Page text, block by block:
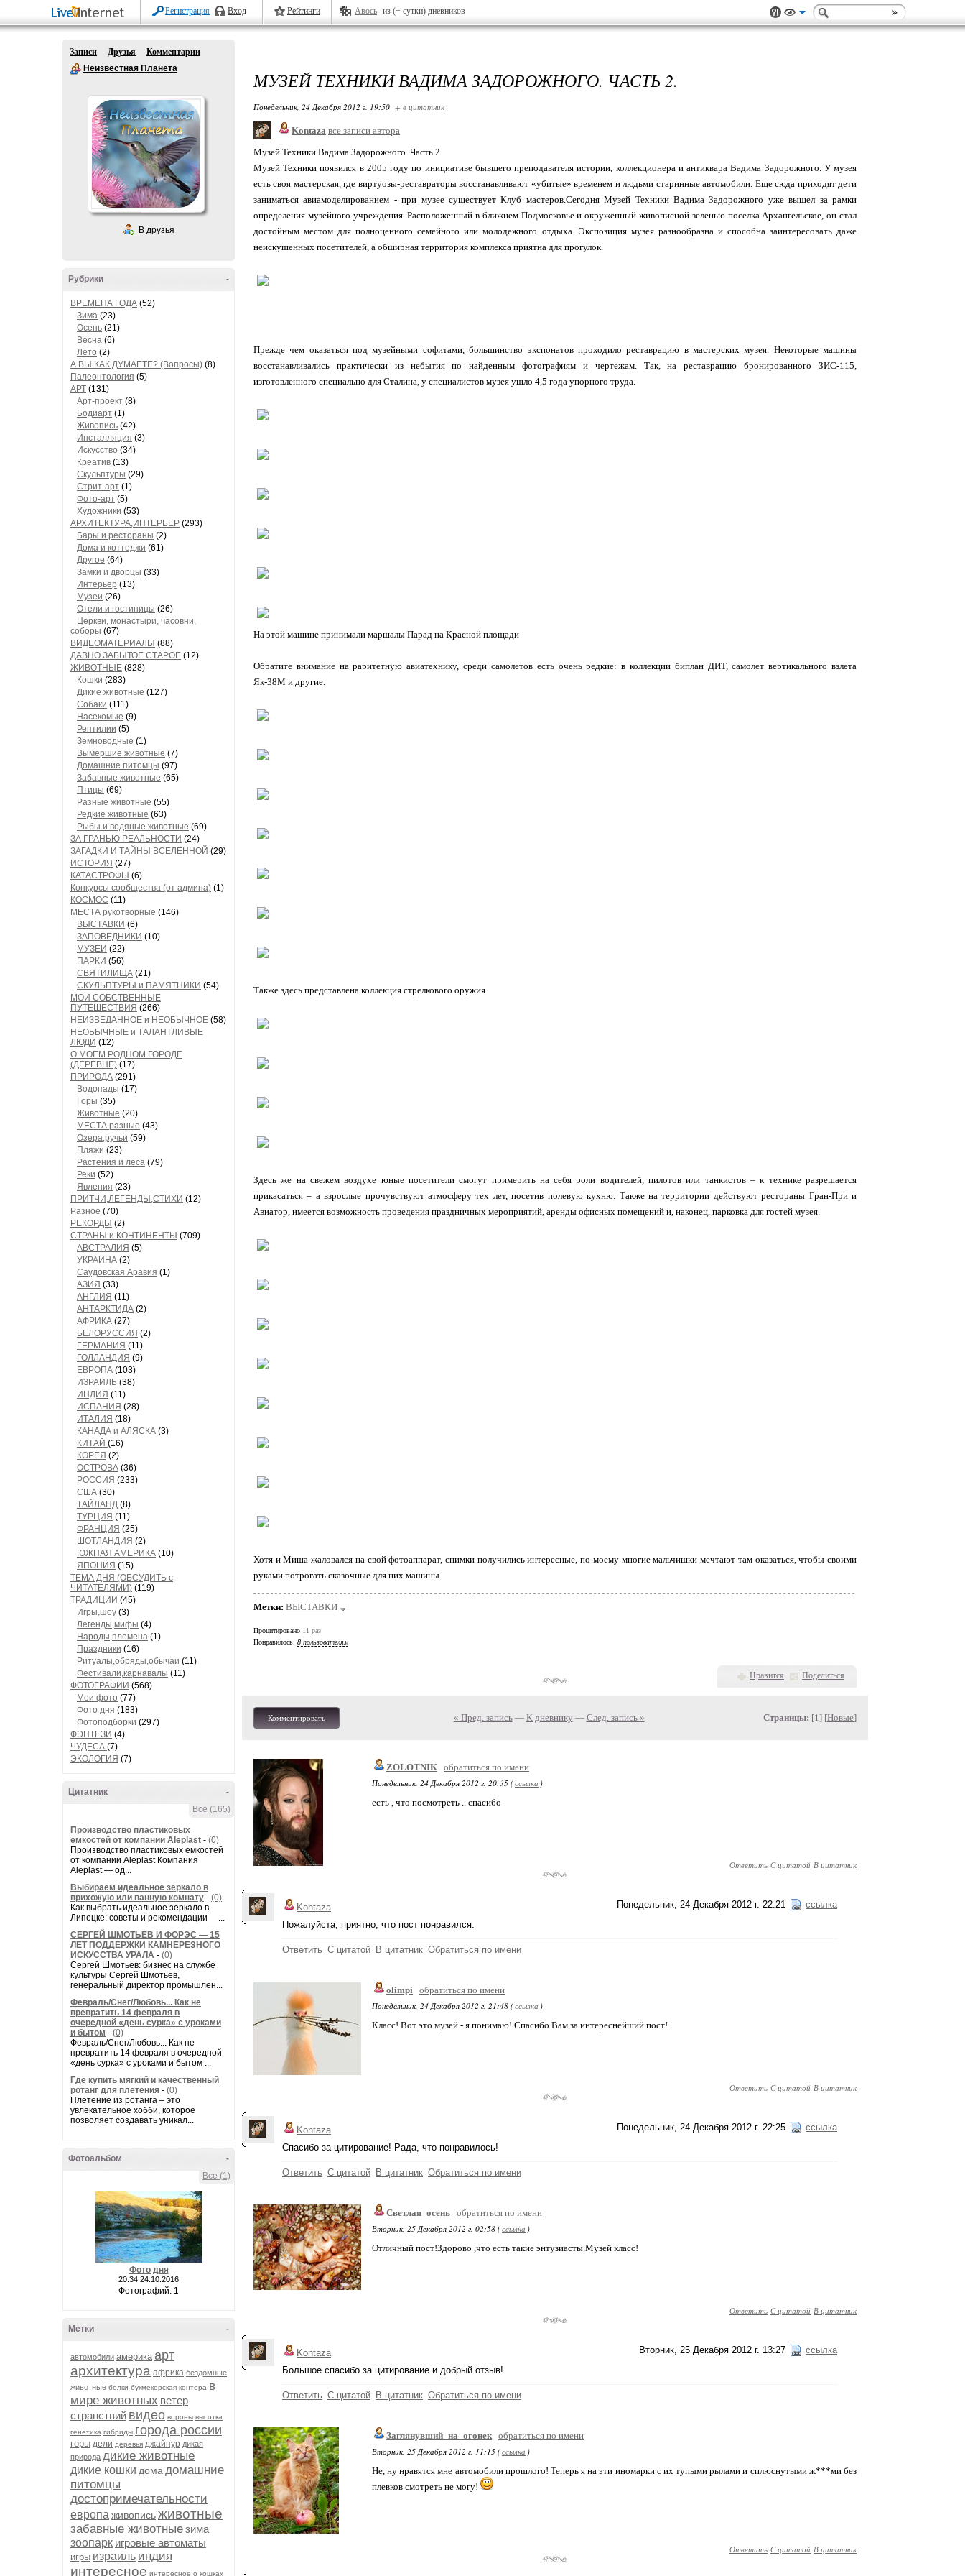
Регистрация Вход Рейтинги Авось из (+ сутки) дневников
Записи Друзья
Комментарии
Неизвестная Планета
В друзья
-
Рубрики
ВРЕМЕНА ГОДА (52)
Зима (23)
Осень (21)
Весна (6)
Лето (2)
А ВЫ КАК ДУМАЕТЕ? (Вопросы) (8)
Палеонтология (5)
АРТ (131)
Арт-проект (8)
Бодиарт (1)
Живопись (42)
Инсталляция (3)
Искусство (34)
Креатив (13)
Скульптуры (29)
Стрит-арт (1)
Фото-арт (5)
Художники (53)
АРХИТЕКТУРА,ИНТЕРЬЕР (293)
Бары и рестораны (2)
Дома и коттеджи (61)
Другое (64)
Замки и дворцы (33)
Интерьер (13)
Музеи (26)
Отели и гостиницы (26)
Церкви, монастыри, часовни,
соборы (67)
ВИДЕОМАТЕРИАЛЫ (88)
ДАВНО ЗАБЫТОЕ СТАРОЕ (12)
ЖИВОТНЫЕ (828)
Кошки (283)
Дикие животные (127)
Собаки (111)
Насекомые (9)
Рептилии (5)
Земноводные (1)
Вымершие животные (7)
Домашние питомцы (97)
Забавные животные (65)
Птицы (69)
Разные животные (55)
Редкие животные (63)
Рыбы и водяные животные (69)
ЗА ГРАНЬЮ РЕАЛЬНОСТИ (24)
ЗАГАДКИ И ТАЙНЫ ВСЕЛЕННОЙ (29)
ИСТОРИЯ (27)
КАТАСТРОФЫ (6)
Конкурсы сообщества (от админа) (1)
КОСМОС (11)
МЕСТА рукотворные (146)
ВЫСТАВКИ (6)
ЗАПОВЕДНИКИ (10)
МУЗЕИ (22)
ПАРКИ (56)
СВЯТИЛИЩА (21)
СКУЛЬПТУРЫ и ПАМЯТНИКИ (54)
МОИ СОБСТВЕННЫЕ
ПУТЕШЕСТВИЯ (266)
НЕИЗВЕДАННОЕ и НЕОБЫЧНОЕ (58)
НЕОБЫЧНЫЕ и ТАЛАНТЛИВЫЕ
ЛЮДИ (12)
О МОЕМ РОДНОМ ГОРОДЕ
(ДЕРЕВНЕ) (17)
ПРИРОДА (291)
Водопады (17)
Горы (35)
Животные (20)
МЕСТА разные (43)
Озера,ручьи (59)
Пляжи (23)
Растения и леса (79)
Реки (52)
Явления (23)
ПРИТЧИ,ЛЕГЕНДЫ,СТИХИ (12)
Разное (70)
РЕКОРДЫ (2)
СТРАНЫ и КОНТИНЕНТЫ (709)
АВСТРАЛИЯ (5)
УКРАИНА (2)
Саудовская Аравия (1)
АЗИЯ (33)
АНГЛИЯ (11)
АНТАРКТИДА (2)
АФРИКА (27)
БЕЛОРУССИЯ (2)
ГЕРМАНИЯ (11)
ГОЛЛАНДИЯ (9)
ЕВРОПА (103)
ИЗРАИЛЬ (38)
ИНДИЯ (11)
ИСПАНИЯ (28)
ИТАЛИЯ (18)
КАНАДА и АЛЯСКА (3)
КИТАЙ (16)
КОРЕЯ (2)
ОСТРОВА (36)
РОССИЯ (233)
США (30)
ТАЙЛАНД (8)
ТУРЦИЯ (11)
ФРАНЦИЯ (25)
ШОТЛАНДИЯ (2)
ЮЖНАЯ АМЕРИКА (10)
ЯПОНИЯ (15)
ТЕМА ДНЯ (ОБСУДИТЬ с
ЧИТАТЕЛЯМИ) (119)
ТРАДИЦИИ (45)
Игры,шоу (3)
Легенды,мифы (4)
Народы,племена (1)
Праздники (16)
Ритуалы,обряды,обычаи (11)
Фестивали,карнавалы (11)
ФОТОГРАФИИ (568)
Мои фото (77)
Фото дня (183)
Фотоподборки (297)
ФЭНТЕЗИ (4)
ЧУДЕСА (7)
ЭКОЛОГИЯ (7)
-
Цитатник
Все (165)
Производство пластиковых
емкостей от компании Aleplast - (0)
Производство пластиковых емкостей
от компании Aleplast Компания
Aleplast — од...
Выбираем идеальное зеркало в
прихожую или ванную комнату - (0)
Как выбрать идеальное зеркало в
Липецке: советы и рекомендации ...
СЕРГЕЙ ШМОТЬЕВ И ФОРЭС — 15
ЛЕТ ПОДДЕРЖКИ КАМНЕРЕЗНОГО
ИСКУССТВА УРАЛА - (0)
Сергей Шмотьев: бизнес на службе
культуры Сергей Шмотьев,
генеральный директор промышлен...
Февраль/Снег/Любовь... Как не
превратить 14 февраля в
очередной «день сурка» с уроками
и бытом - (0)
Февраль/Снег/Любовь... Как не
превратить 14 февраля в очередной
«день сурка» с уроками и бытом ...
Где купить мягкий и качественный
ротанг для плетения - (0)
Плетение из ротанга – это
увлекательное хобби, которое
позволяет создавать уникал...
-
Фотоальбом
Все (1)
Фото дня
20:34 24.10.2016
Фотографий: 1
-
Метки
автомобили америка арт
архитектура африка бездомные
животные белки букмекерская контора в
мире животных ветер
странствий видео вороны высотка
генетика гибриды города россии
горы дели деревья джайпур дикая
природа дикие животные
дикие кошки дома домашние
питомцы
достопримечательности
европа живописьживотные
забавные животныезима
зоопарк игровые автоматы
игры израиль индия
интересное интересное о кошках
МУЗЕЙ ТЕХНИКИ ВАДИМА ЗАДОРОЖНОГО. ЧАСТЬ 2.
Понедельник, 24 Декабря 2012 г. 19:50 + в цитатник
Kontaza все записи автора
Музей Техники Вадима Задорожного. Часть 2.
Музей Техники появился в 2005 году по инициативе бывшего преподавателя истории, коллекционера и антиквара Вадима Задорожного. У музея
есть своя мастерская, где виртуозы-реставраторы восстанавливают «убитые» временем и людьми старинные автомобили. Еще сюда приходят дети
заниматься авиамоделированием - при музее существует Клуб мастеров.Сегодня Музей Техники Вадима Задорожного уже вышел за рамки
определения музейного учреждения. Расположенный в ближнем Подмосковье и окруженный живописной зеленью поселка Архангельское, он стал
достойным местом для полноценного семейного или молодежного отдыха. Экспозиция музея разнообразна и способна заинтересовать даже
неискушенных посетителей, а обширная территория комплекса приятна для прогулок.
Прежде чем оказаться под музейными софитами, большинство экспонатов проходило реставрацию в мастерских музея. Некоторые машины
восстанавливались практически из небытия по найденным фотографиям и чертежам. Так, на реставрацию бронированного ЗИС-115,
изготовленного специально для Сталина, у специалистов музея ушло 4,5 года упорного труда.
На этой машине принимали маршалы Парад на Красной площади
Обратите внимание на раритетную авиатехнику, среди самолетов есть очень редкие: в коллекции биплан ДИТ, самолет вертикального взлета
Як-38М и другие.
Также здесь представлена коллекция стрелкового оружия
Здесь же на свежем воздухе юные посетители смогут примерить на себя роли водителей, пилотов или танкистов – к технике разрешается
прикасаться – а взрослые прочувствуют атмосферу тех лет, посетив полевую кухню. Также на территории действуют рестораны Гран-При и
Авиатор, имеется возможность проведения праздничных мероприятий, аренды офисных помещений и, наконец, парковка для гостей музея.
Хотя и Миша жаловался на свой фотоаппарат, снимки получились интересные, по-моему многие мальчишки мечтают там оказаться, чтобы своими
руками потрогать сказочные для них машины.
Метки: ВЫСТАВКИ
Процитировано 11 раз
Понравилось: 8 пользователям
Нравится Поделиться
Комментировать « Пред. запись— К дневнику — След. запись » Страницы: [1] [Новые]
ZOLOTNIK обратиться по имени
Понедельник, 24 Декабря 2012 г. 20:35 (ссылка )
есть , что посмотреть .. спасибо
Ответить С цитатой В цитатник
Понедельник, 24 Декабря 2012 г. 22:21 ссылка
Kontaza
Пожалуйста, приятно, что пост понравился.
Ответить С цитатой В цитатник Обратиться по имени
olimpi обратиться по имени
Понедельник, 24 Декабря 2012 г. 21:48 (ссылка )
Класс! Вот это музей - я понимаю! Спасибо Вам за интереснейший пост!
Ответить С цитатой В цитатник
Понедельник, 24 Декабря 2012 г. 22:25 ссылка
Kontaza
Спасибо за цитирование! Рада, что понравилось!
Ответить С цитатой В цитатник Обратиться по имени
Светлая_осень обратиться по имени
Вторник, 25 Декабря 2012 г. 02:58 (ссылка )
Отличный пост!Здорово ,что есть такие энтузиасты.Музей класс!
Ответить С цитатой В цитатник
Вторник, 25 Декабря 2012 г. 13:27 ссылка
Kontaza
Большое спасибо за цитирование и добрый отзыв!
Ответить С цитатой В цитатник Обратиться по имени
Заглянувший_на_огонек обратиться по имени
Вторник, 25 Декабря 2012 г. 11:15 (ссылка )
Не, ну нравятся мне автомобили прошлого! Теперь я на эти иномарки с их тупыми рылами и сплюснутыми ж***ми без
плевков смотреть не могу!
Ответить С цитатой В цитатник